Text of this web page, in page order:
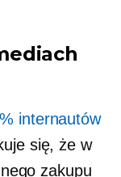
internautów
się, że w
zakupu